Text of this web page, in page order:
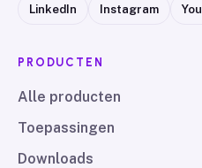
LinkedIn Instagram
PRODUCTEN
Alle producten
Toepassingen
Downloads